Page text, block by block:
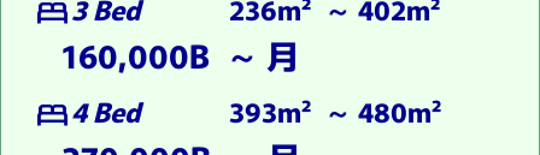
bed3 Bed 236m² ～ 402m²
160,000B ～ 月
bed4 Bed 393m² ～ 480m²